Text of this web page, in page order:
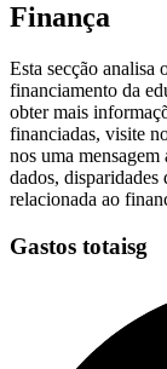
Finança
Esta secção analisa
financiamento da
obter mais
financiadas, visite
nos uma
dados,
relacionada ao
Gastos totaisg